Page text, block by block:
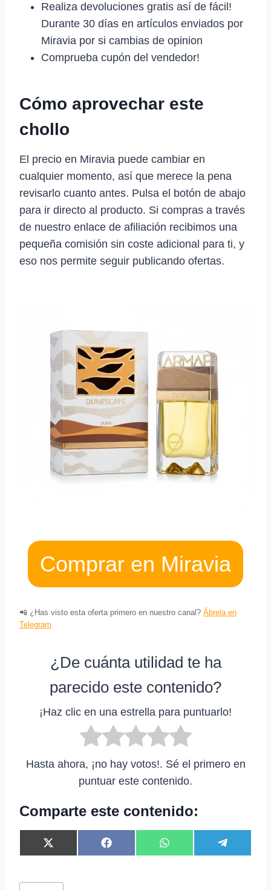
Realiza devoluciones gratis así de fácil!
Durante 30 días en artículos enviados por
Miravia por si cambias de opinion
Comprueba cupón del vendedor!
Cómo aprovechar este
chollo
El precio en Miravia puede cambiar en
cualquier momento, así que merece la pena
revisarlo cuanto antes. Pulsa el botón de abajo
para ir directo al producto. Si compras a través
de nuestro enlace de afiliación recibimos una
pequeña comisión sin coste adicional para ti, y
eso nos permite seguir publicando ofertas.
Comprar en Miravia
📲 ¿Has visto esta oferta primero en nuestro canal? Ábrela en
Telegram
¿De cuánta utilidad te ha
parecido este contenido?
¡Haz clic en una estrella para puntuarlo!
Hasta ahora, ¡no hay votos!. Sé el primero en
puntuar este contenido.
Comparte este contenido:
C
o
p
X
(
w
C
o
F
a
C
o
W
h
C
o
e
Etiquetas